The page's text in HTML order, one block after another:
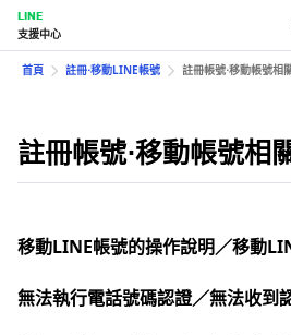
LINE
支援中心
首頁 註冊⋅移動LINE帳號 註冊帳號⋅移動帳號相
註冊帳號⋅移動帳號相
移動LINE帳號的操作說明／移動
無法執行電話號碼認證／無法收到